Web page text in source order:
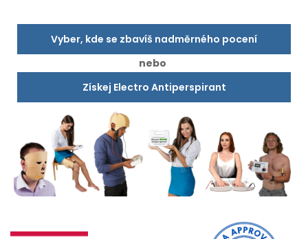
Vyber, kde se zbavíš nadměrného pocení
nebo
Získej Electro Antiperspirant